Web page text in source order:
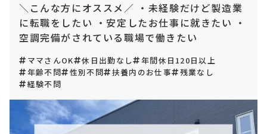
＼こんな方にオススメ／ ・未経験だけど製造業
に転職をしたい ・安定したお仕事に就きたい ・
空調完備がされている職場で働きたい
ママさんOK 休日出勤なし
年間休日120日以上
年齢不問
性別不問 扶養内のお仕事
残業なし
経験不問